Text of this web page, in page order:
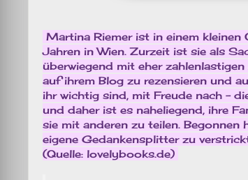
Martina Riemer ist in einem kleinen
Jahren in Wien. Zurzeit ist sie als
überwiegend mit eher
auf ihrem Blog zu rezensieren und
ihr wichtig sind, mit Freude nach –
und daher ist es naheliegend, ihre
sie mit anderen zu teilen.
eigene Gedankensplitter zu
(Quelle: lovelybooks.de)